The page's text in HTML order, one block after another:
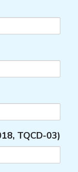
TQCD-03)